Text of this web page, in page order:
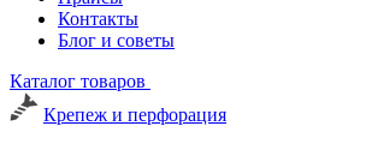
Контакты
Блог и советы
Каталог товаров
Крепеж и перфорация